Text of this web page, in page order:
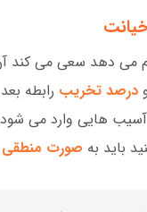
دهد سعی می کند آن
درصد تخریب رابطه
آسیب هایی وارد می
باید به صورت منطقی